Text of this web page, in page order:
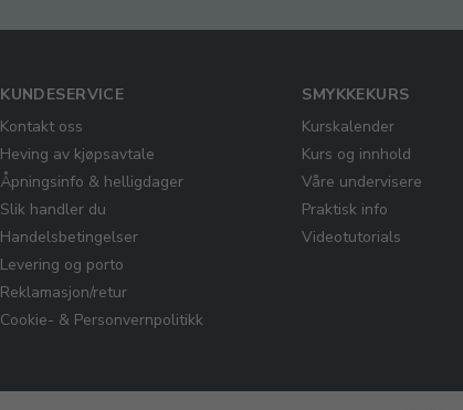
KUNDESERVICE
Kontakt oss
Heving av kjøpsavtale
Åpningsinfo & helligdager
Slik handler du
Handelsbetingelser
Levering og porto
Reklamasjon/retur
Cookie- & Personvernpolitikk
SMYKKEKURS
Kurskalender
Kurs og innhold
Våre undervisere
Praktisk info
Videotutorials